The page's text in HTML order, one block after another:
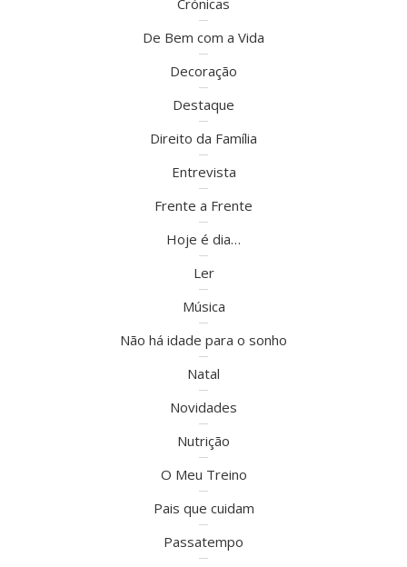
Crónicas
De Bem com a Vida
Decoração
Destaque
Direito da Família
Entrevista
Frente a Frente
Hoje é dia…
Ler
Música
Não há idade para o sonho
Natal
Novidades
Nutrição
O Meu Treino
Pais que cuidam
Passatempo